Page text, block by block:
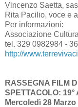
Vincenzo Saetta,
Rita Pacilio, voce e
Per informazioni:
Associazione
tel. 329 0982984 -
http://
RASSEGNA FILM
SPETTACOLO:
Mercoledì 28